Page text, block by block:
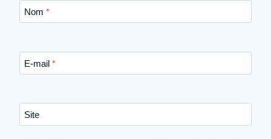
Nom *
E-mail *
Site